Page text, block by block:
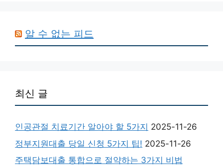
알 수 없는 피드
최신 글
인공관절 치료기간 알아야 할 5가지 2025-11-26
정부지원대출 당일 신청 5가지 팁! 2025-11-26
주택담보대출 통합으로 절약하는 3가지 비법